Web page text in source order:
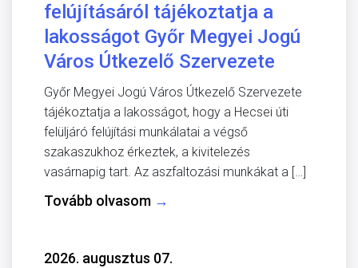
felújításáról tájékoztatja a
lakosságot Győr Megyei Jogú
Város Útkezelő Szervezete
Győr Megyei Jogú Város Útkezelő Szervezete
tájékoztatja a lakosságot, hogy a Hecsei úti
felüljáró felújítási munkálatai a végső
szakaszukhoz érkeztek, a kivitelezés
vasárnapig tart. Az aszfaltozási munkákat a […]
Tovább olvasom →
2026. augusztus 07.